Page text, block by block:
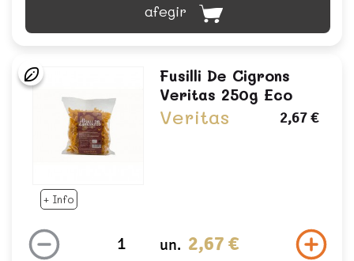
afegir
+ Info
Fusilli De Cigrons
Veritas 250g Eco
Veritas 2,67 €
un. 2,67 €